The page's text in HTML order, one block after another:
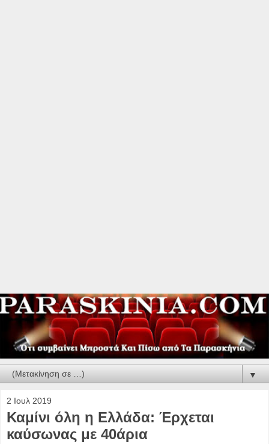
▼
2 Ιουλ 2019
Καμίνι όλη η Ελλάδα: Έρχεται
καύσωνας με 40άρια